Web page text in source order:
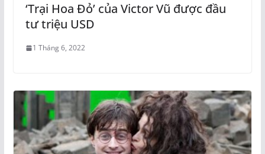
‘Trại Hoa Đỏ’ của Victor Vũ được đầu
tư triệu USD
1 Tháng 6, 2022